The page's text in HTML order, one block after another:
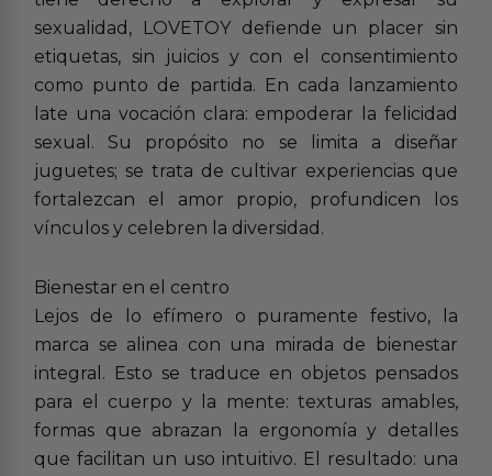
sexualidad, LOVETOY defiende un placer sin
etiquetas, sin juicios y con el consentimiento
como punto de partida. En cada lanzamiento
late una vocación clara: empoderar la felicidad
sexual. Su propósito no se limita a diseñar
juguetes; se trata de cultivar experiencias que
fortalezcan el amor propio, profundicen los
vínculos y celebren la diversidad.
Bienestar en el centro
Lejos de lo efímero o puramente festivo, la
marca se alinea con una mirada de bienestar
integral. Esto se traduce en objetos pensados
para el cuerpo y la mente: texturas amables,
formas que abrazan la ergonomía y detalles
que facilitan un uso intuitivo. El resultado: una